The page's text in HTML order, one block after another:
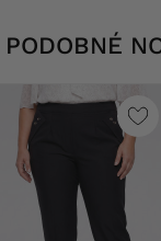
PODOBNÉ